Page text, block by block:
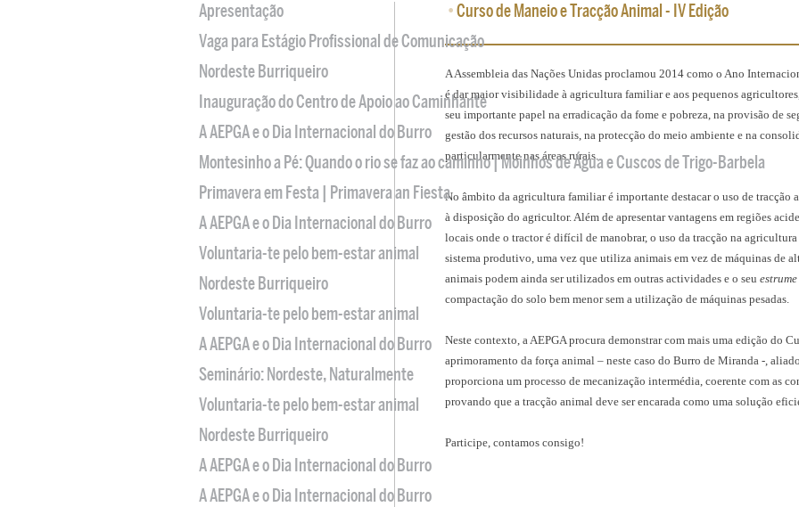
•Curso de Maneio e Tracção Animal - IV Edição
A Assembleia das Nações Unidas proclamou 2014 como o Ano
é dar maior visibilidade à agricultura familiar e aos pequenos
seu importante papel na erradicação da fome e pobreza, na provisão de
gestão dos recursos naturais, na protecção do meio ambiente e na
particularmente nas áreas rurais.
No âmbito da agricultura familiar é importante destacar o uso de tracção
à disposição do agricultor. Além de apresentar vantagens em regiões
locais onde o tractor é difícil de manobrar, o uso da tracção na
sistema produtivo, uma vez que utiliza animais em vez de máquinas de
animais podem ainda ser utilizados em outras actividades e o seu
compactação do solo bem menor sem a utilização de máquinas pesadas.
Neste contexto, a AEPGA procura demonstrar com mais uma edição do
aprimoramento da força animal – neste caso do Burro de Miranda -,
proporciona um processo de mecanização intermédia, coerente com as
provando que a tracção animal deve ser encarada como uma solução
Participe, contamos consigo!
Apresentação
Vaga para Estágio Profissional de Comunicação
Nordeste Burriqueiro
Inauguração do Centro de Apoio ao Caminhante
A AEPGA e o Dia Internacional do Burro
Montesinho a Pé: Quando o rio se faz ao caminho | Moinhos de Água e Cuscos de Trigo-Barbela
Primavera em Festa | Primavera an Fiesta
A AEPGA e o Dia Internacional do Burro
Voluntaria-te pelo bem-estar animal
Nordeste Burriqueiro
Voluntaria-te pelo bem-estar animal
A AEPGA e o Dia Internacional do Burro
Seminário: Nordeste, Naturalmente
Voluntaria-te pelo bem-estar animal
Nordeste Burriqueiro
A AEPGA e o Dia Internacional do Burro
A AEPGA e o Dia Internacional do Burro